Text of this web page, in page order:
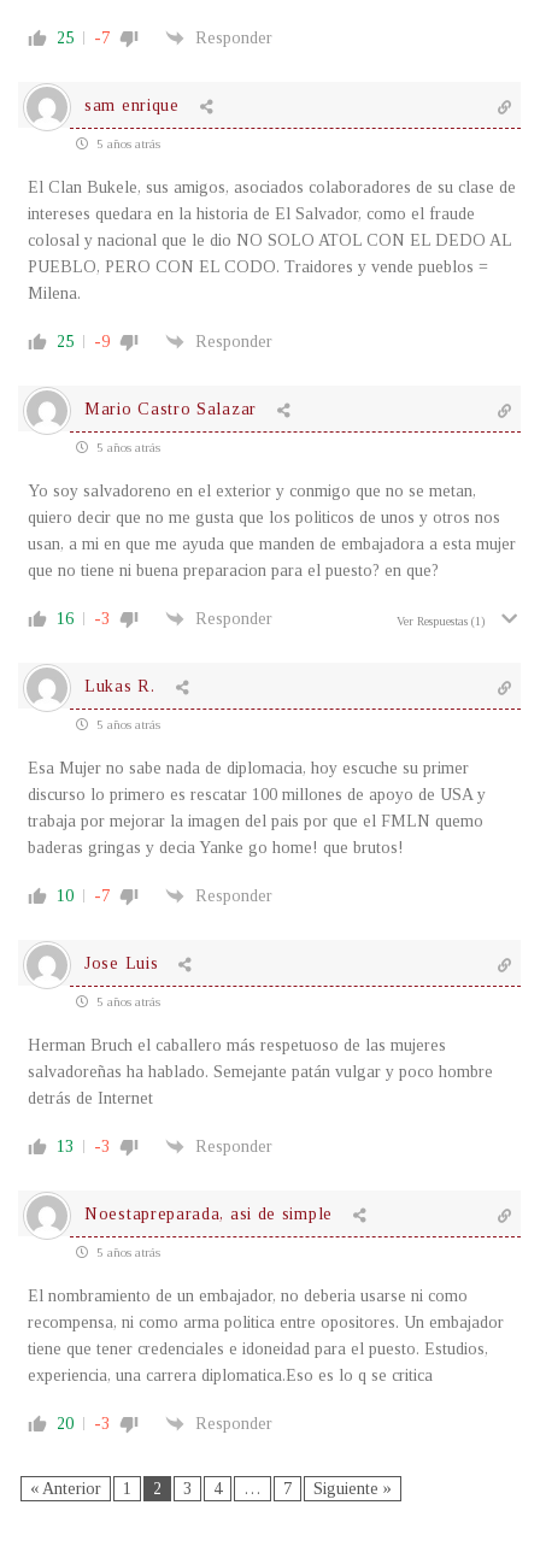
25 -7 Responder
sam enrique
5 años atrás
El Clan Bukele, sus amigos, asociados colaboradores de su clase de
intereses quedara en la historia de El Salvador, como el fraude
colosal y nacional que le dio NO SOLO ATOL CON EL DEDO AL
PUEBLO, PERO CON EL CODO. Traidores y vende pueblos =
Milena.
25 -9 Responder
Mario Castro Salazar
5 años atrás
Yo soy salvadoreno en el exterior y conmigo que no se metan,
quiero decir que no me gusta que los politicos de unos y otros nos
usan, a mi en que me ayuda que manden de embajadora a esta mujer
que no tiene ni buena preparacion para el puesto? en que?
16 -3 Responder Ver Respuestas (1)
Lukas R.
5 años atrás
Esa Mujer no sabe nada de diplomacia, hoy escuche su primer
discurso lo primero es rescatar 100 millones de apoyo de USA y
trabaja por mejorar la imagen del pais por que el FMLN quemo
baderas gringas y decia Yanke go home! que brutos!
10 -7 Responder
Jose Luis
5 años atrás
Herman Bruch el caballero más respetuoso de las mujeres
salvadoreñas ha hablado. Semejante patán vulgar y poco hombre
detrás de Internet
13 -3 Responder
Noestapreparada, asi de simple
5 años atrás
El nombramiento de un embajador, no deberia usarse ni como
recompensa, ni como arma politica entre opositores. Un embajador
tiene que tener credenciales e idoneidad para el puesto. Estudios,
experiencia, una carrera diplomatica.Eso es lo q se critica
20 -3 Responder
« Anterior 1 2 3 4 … 7 Siguiente »